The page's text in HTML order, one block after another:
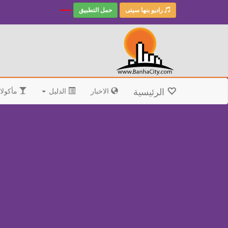
راديو بنها سيتى حمل التطبيق
الرئيسية الاخبار الدليل